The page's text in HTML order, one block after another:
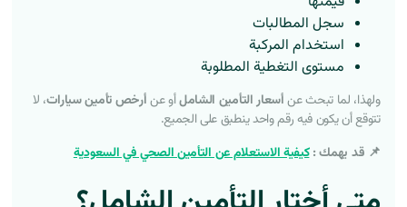
سجل المطالبات
استخدام المركبة
مستوى التغطية المطلوبة
ولهذا، لما تبحث عنأسعار التأمين الشاملأو عنأرخص تأمين سيارات، لا
تتوقع أن يكون فيه رقم واحد ينطبق على الجميع.
📌 قد يهمك :كيفية الاستعلام عن التأمين الصحي في السعودية